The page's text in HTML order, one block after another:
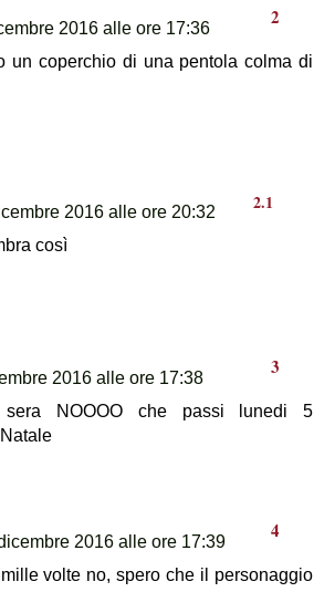
2016 alle ore 17:36
un coperchio di una pentola colma di
2016 alle ore 20:32
così
2016 alle ore 17:38
sera NOOOO che passi lunedi 5
2016 alle ore 17:39
volte no, spero che il personaggio